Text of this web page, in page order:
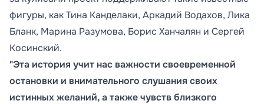
фигуры, как Тина Канделаки, Аркадий Водахов, Лика
Бланк, Марина Разумова, Борис Ханчалян и Сергей
Косинский.
"Эта история учит нас важности своевременной
остановки и внимательного слушания своих
истинных желаний, а также чувств близкого